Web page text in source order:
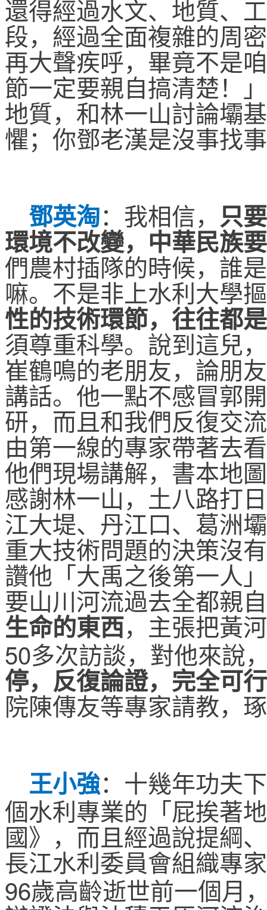
還得經過水文、地質、
段，經過全面複雜的周
再大聲疾呼，畢竟不是
節一定要親自搞清楚！
地質，和林一山討論壩
懼；你鄧老漢是沒事找
鄧英淘： 我相信， 只
環境不改變，中華民族
們農村插隊的時候，誰
嘛。不是非上水利大學
性的技術環節，往往都
須尊重科學。說到這兒
崔鶴鳴的老朋友，論朋
講話。他一點不感冒郭
研，而且和我們反復交
由第一線的專家帶著去
他們現場講解，書本地
感謝林一山，土八路打
江大堤、丹江口、葛洲
重大技術問題的決策沒
讚他「大禹之後第一人
要山川河流過去全都親
生命的東西，主張把黃
50多次訪談，對他來說
停，反復論證，完全可行
院陳傳友等專家請教，
王小強： 十幾年功夫
個水利專業的「屁挨著
國》，而且經過說提綱
長江水利委員會組織專
96歲高齡逝世前一個月